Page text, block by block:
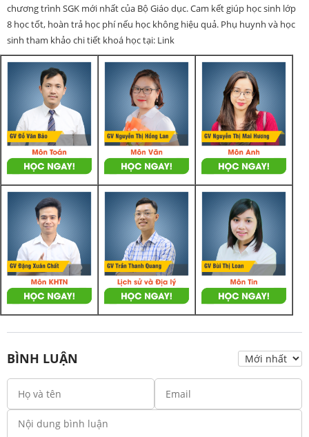
chương trình SGK mới nhất của Bộ Giáo dục. Cam kết giúp học sinh lớp
8 học tốt, hoàn trả học phí nếu học không hiệu quả. Phụ huynh và học
sinh tham khảo chi tiết khoá học tại: Link
BÌNH LUẬN